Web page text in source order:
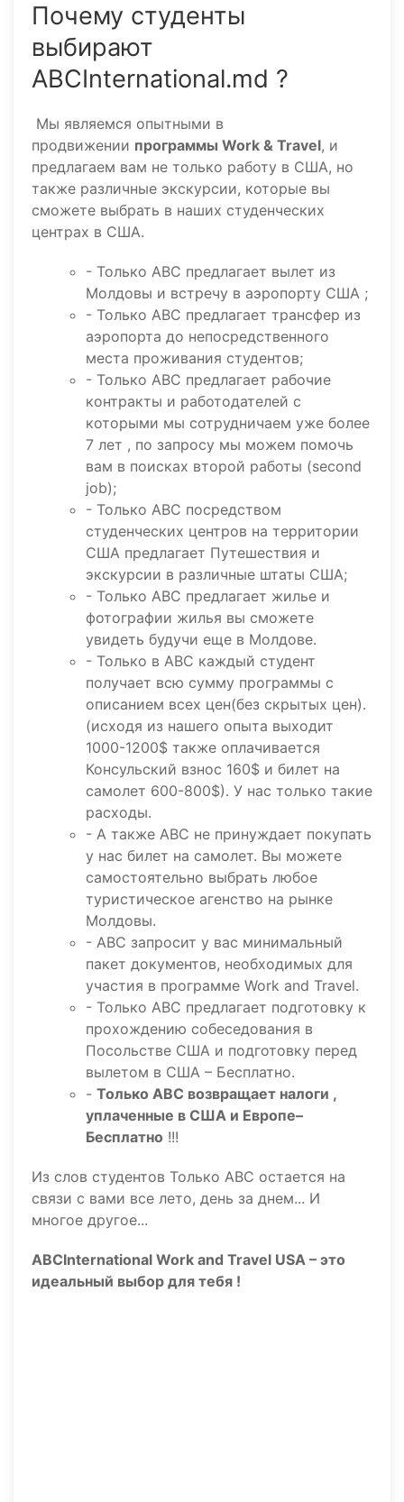
Почему студенты
выбирают
ABCInternational.md ?
Мы являемся опытными в
продвижении программы Work & Travel, и
предлагаем вам не только работу в США, но
также различные экскурсии, которые вы
сможете выбрать в наших студенческих
центрах в США.
- Только ABC предлагает вылет из
Молдовы и встречу в аэропорту США ;
- Только ABC предлагает трансфер из
аэропорта до непосредственного
места проживания студентов;
- Только ABC предлагает рабочие
контракты и работодателей с
которыми мы сотрудничаем уже более
7 лет , по запросу мы можем помочь
вам в поисках второй работы (second
job);
- Только ABC посредством
студенческих центров на территории
США предлагает Путешествия и
экскурсии в различные штаты США;
- Только ABC предлагает жилье и
фотографии жилья вы сможете
увидеть будучи еще в Молдове.
- Только в ABC каждый студент
получает всю сумму программы с
описанием всех цен(без скрытых цен).
(исходя из нашего опыта выходит
1000-1200$ также оплачивается
Консульский взнос 160$ и билет на
самолет 600-800$). У нас только такие
расходы.
- А также ABC не принуждает покупать
у нас билет на самолет. Вы можете
самостоятельно выбрать любое
туристическое агенство на рынке
Молдовы.
- ABC запросит у вас минимальный
пакет документов, необходимых для
участия в программе Work and Travel.
- Только ABC предлагает подготовку к
прохождению собеседования в
Посольстве США и подготовку перед
вылетом в США – Бесплатно.
- Только ABC возвращает налоги ,
уплаченные в США и Европе–
Бесплатно !!!
Из слов студентов Только ABC остается на
связи с вами все лето, день за днем... И
многое другое...
ABCInternational Work and Travel USA – это
идеальный выбор для тебя !